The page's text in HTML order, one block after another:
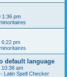
1:36 pm
6:22 pm
default language
10:38 am
Latin Spell Checker